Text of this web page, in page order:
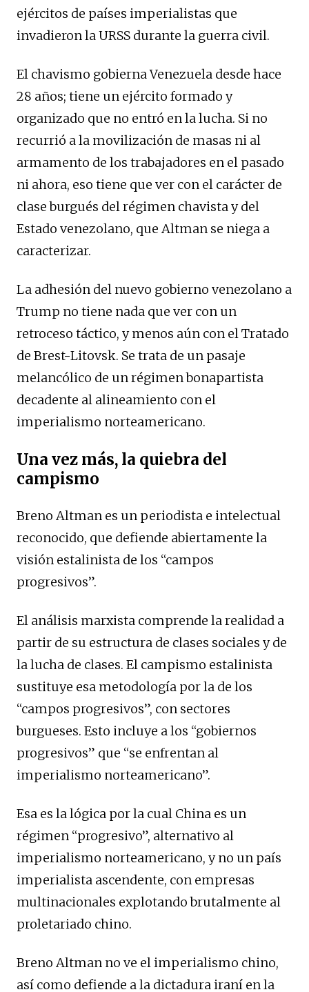
ejércitos de países imperialistas que
invadieron la URSS durante la guerra civil.
El chavismo gobierna Venezuela desde hace
28 años; tiene un ejército formado y
organizado que no entró en la lucha. Si no
recurrió a la movilización de masas ni al
armamento de los trabajadores en el pasado
ni ahora, eso tiene que ver con el carácter de
clase burgués del régimen chavista y del
Estado venezolano, que Altman se niega a
caracterizar.
La adhesión del nuevo gobierno venezolano a
Trump no tiene nada que ver con un
retroceso táctico, y menos aún con el Tratado
de Brest-Litovsk. Se trata de un pasaje
melancólico de un régimen bonapartista
decadente al alineamiento con el
imperialismo norteamericano.
Una vez más, la quiebra del
campismo
Breno Altman es un periodista e intelectual
reconocido, que defiende abiertamente la
visión estalinista de los “campos
progresivos”.
El análisis marxista comprende la realidad a
partir de su estructura de clases sociales y de
la lucha de clases. El campismo estalinista
sustituye esa metodología por la de los
“campos progresivos”, con sectores
burgueses. Esto incluye a los “gobiernos
progresivos” que “se enfrentan al
imperialismo norteamericano”.
Esa es la lógica por la cual China es un
régimen “progresivo”, alternativo al
imperialismo norteamericano, y no un país
imperialista ascendente, con empresas
multinacionales explotando brutalmente al
proletariado chino.
Breno Altman no ve el imperialismo chino,
así como defiende a la dictadura iraní en la